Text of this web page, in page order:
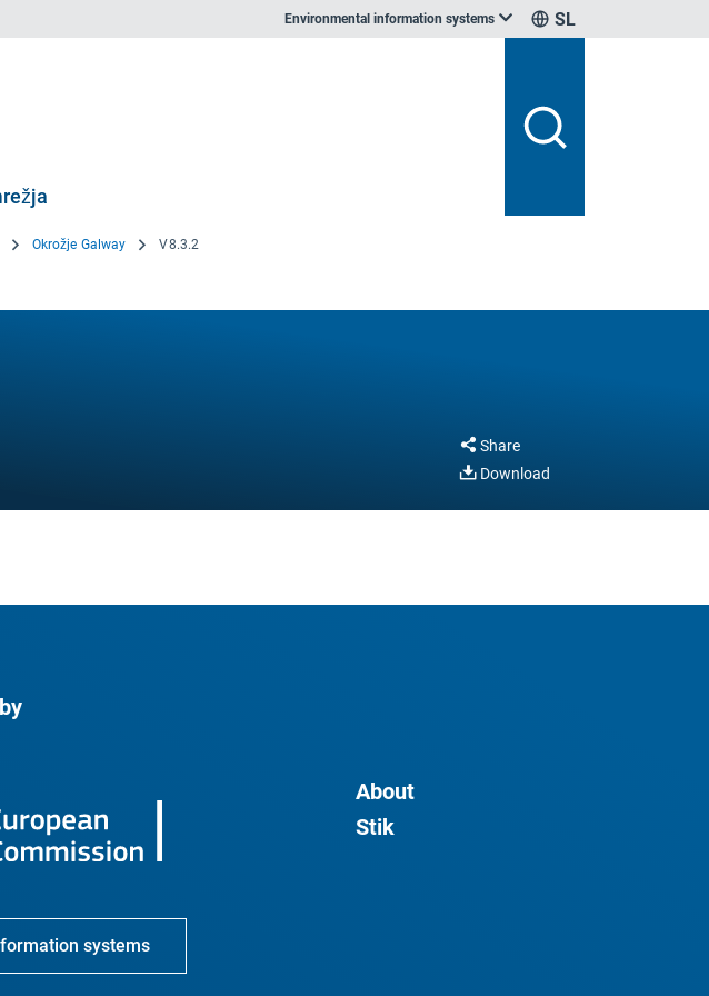
Environmental information systems SL
Okrožje Galway V8.3.2
Share
Download
About
Stik
systems